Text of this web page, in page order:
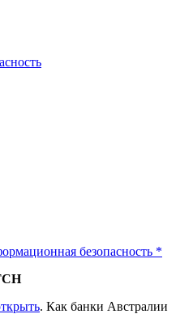
безопасность *
. Как банки Австралии